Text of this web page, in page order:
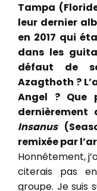
Tampa
leur dernier
en 2017 qui
dans les
défaut de
Azagthoth ?
Angel ? Que
dernièrement
Insanus
remixée par
Honnêtement,
citerais pas
groupe. Je suis